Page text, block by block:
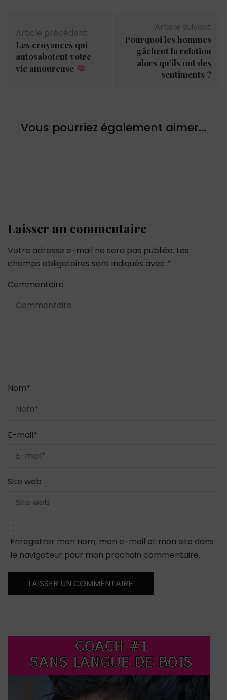
d'article
Article précédent
Les croyances qui
autosabotent votre
vie amoureuse
Article suivant
Pourquoi les hommes
gâchent la relation
alors qu’ils ont des
sentiments ?
Vous pourriez également aimer...
Laisser un commentaire
Votre adresse e-mail ne sera pas publiée. Les
champs obligatoires sont indiqués avec *
Commentaire
Nom*
E-mail*
Site web
Enregistrer mon nom, mon e-mail et mon site dans
le navigateur pour mon prochain commentaire.